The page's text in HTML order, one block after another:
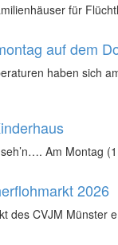
für
auf dem
haben sich
Am Montag
2026
des CVJM Münster